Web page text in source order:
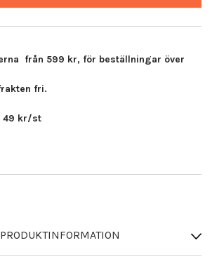
från 599 kr, för beställningar över
fri.
49 kr/st